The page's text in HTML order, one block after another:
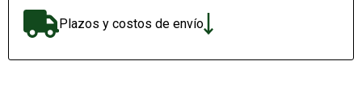
Plazos y costos de envío